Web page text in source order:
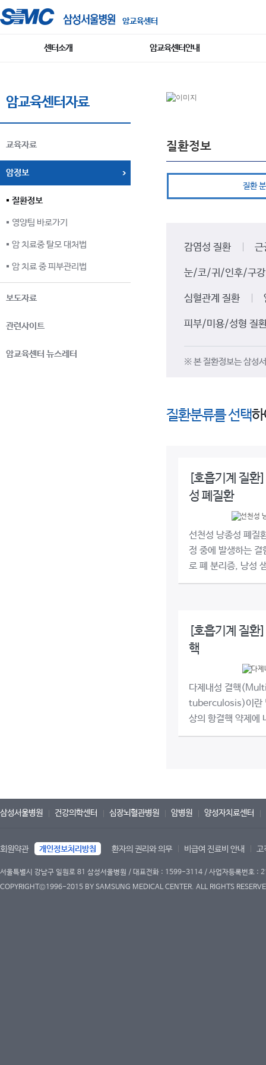
암교육센터
센터소개 암교육센터안내
암교육센터자료
교육자료
암정보
질환정보
영양팀 바로가기
암 치료중 탈모 대처법
암 치료 중 피부관리법
보도자료
관련사이트
암교육센터 뉴스레터
질환정보
질환
감염성 질환 근
눈/코/귀/인후/구
심혈관계 질환
피부/미용/성형 질
※ 본 질환정보는 삼성
질환분류를 선택
[호흡기계 질환
성 폐질환
선천성 낭종성 폐질
정 중에 발생하는 결
로 폐 분리증, 낭성
[호흡기계 질환
핵
다제내성 결핵
tuberculosis)이란
상의 항결핵 약제에
삼성서울병원 건강의학센터 심장뇌혈관병원 암병원 양성자치료센터
회원약관 개인정보처리방침 환자의 권리와 의무 비급여 진료비 안내 고
서울특별시 강남구 일원로 81 삼성서울병원 / 대표전화 : 1599-3114 / 사업자등록번호
COPYRIGHT©1996-2015 BY SAMSUNG MEDICAL CENTER. ALL RIGHTS